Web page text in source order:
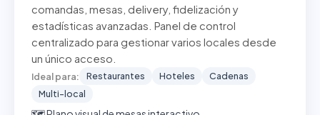
comandas, mesas, delivery, fidelización y
estadísticas avanzadas. Panel de control
centralizado para gestionar varios locales desde
un único acceso.
Ideal para: Restaurantes Hoteles
Cadenas
Multi-local